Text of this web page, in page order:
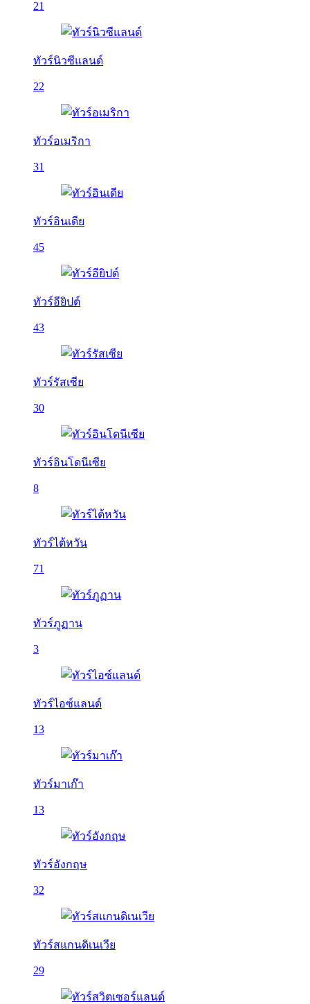
21
ทัวร์นิวซีแลนด์
22
ทัวร์อเมริกา
31
ทัวร์อินเดีย
45
ทัวร์อียิปต์
43
ทัวร์รัสเซีย
30
ทัวร์อินโดนีเซีย
8
ทัวร์ไต้หวัน
71
ทัวร์ภูฏาน
3
ทัวร์ไอซ์แลนด์
13
ทัวร์มาเก๊า
13
ทัวร์อังกฤษ
32
ทัวร์สแกนดิเนเวีย
29